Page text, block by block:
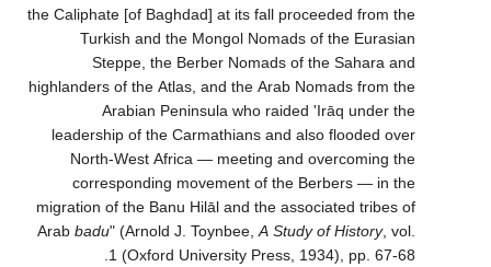
the Caliphate [of Baghdad] at its fall proceeded from the
Turkish and the Mongol Nomads of the Eurasian
Steppe, the Berber Nomads of the Sahara and
highlanders of the Atlas, and the Arab Nomads from the
Arabian Peninsula who raided 'Irāq under the
leadership of the Carmathians and also flooded over
North-West Africa — meeting and overcoming the
corresponding movement of the Berbers — in the
migration of the Banu Hilāl and the associated tribes of
Arabbadu " (Arnold J. Toynbee,A Study of History , vol.
1 (Oxford University Press, 1934), pp. 67-68.